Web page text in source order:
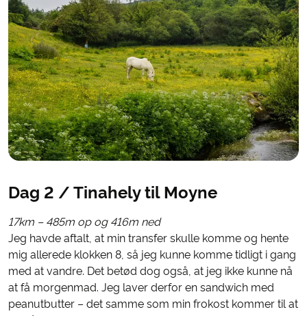
Dag 2 / Tinahely til Moyne
17km – 485m op og 416m ned
Jeg havde aftalt, at min transfer skulle komme og hente
mig allerede klokken 8, så jeg kunne komme tidligt i gang
med at vandre. Det betød dog også, at jeg ikke kunne nå
at få morgenmad. Jeg laver derfor en sandwich med
peanutbutter – det samme som min frokost kommer til at